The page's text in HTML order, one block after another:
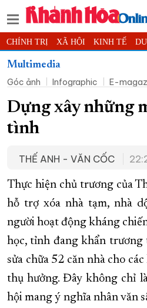
CHÍNH TRỊ XÃ HỘI KINH TẾ
THỂ THAO ĐỜI SỐNG
KHOA HỌC - CÔNG NGHỆ PHÁP
THẾ GIỚI MULTIMEDIA VIDEO
PODCAST
TRƯỜNG SA BIỂN ĐẢO QUÊ HƯƠNG
CHUNG TAY CẢI CÁCH HÀNH CHÍNH
XÂY DỰNG NÔNG THÔN MỚI LỊCH
TÀU - XE - MÁY BAY
KỶ NIỆM 370 NĂM XÂY DỰNG VÀ
KHOẢNH KHẮC ĐẸP XỨ TRẦM
XÂY DỰNG KHÁNH HÒA TRỞ
ĐẠI HỘI ĐẢNG CÁC CẤP TRANG
Multimedia
Góc ảnh
Infographic E-
Dựng xây những
tình
THẾ ANH - VĂN CỐC
Thực hiện chủ trương của
hỗ trợ xóa nhà tạm, nhà
người hoạt động kháng
học, tỉnh đang khẩn trương
sửa chữa 52 căn nhà cho
thụ hưởng. Đây không chỉ
hội mang ý nghĩa nhân văn